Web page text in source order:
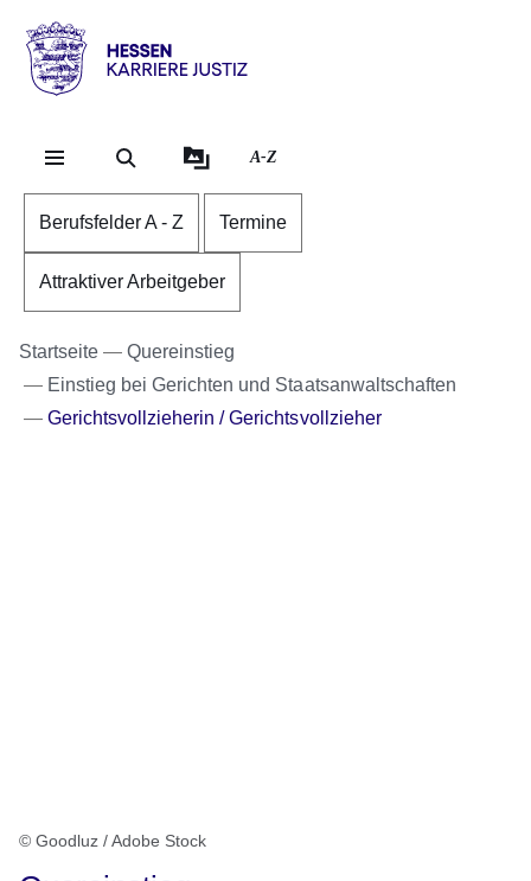
karriere.justiz
hessen.de
A-Z
Berufsfelder A - Z Termine
Attraktiver Arbeitgeber
Startseite
Quereinstieg
Einstieg bei Gerichten und Staatsanwaltschaften
Gerichtsvollzieherin / Gerichtsvollzieher
© Goodluz / Adobe Stock